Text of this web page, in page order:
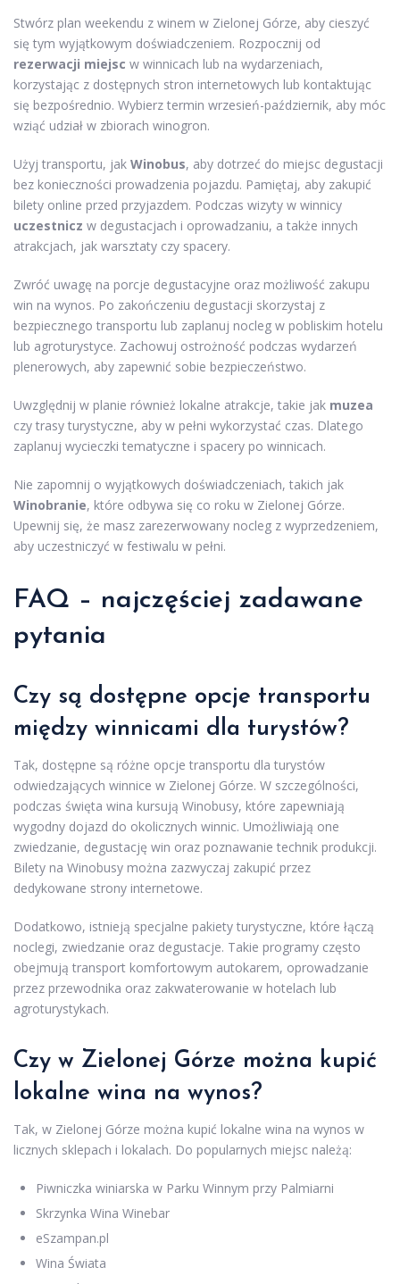
Stwórz plan weekendu z winem w Zielonej Górze, aby cieszyć
się tym wyjątkowym doświadczeniem. Rozpocznij od
rezerwacji miejsc w winnicach lub na wydarzeniach,
korzystając z dostępnych stron internetowych lub kontaktując
się bezpośrednio. Wybierz termin wrzesień-październik, aby móc
wziąć udział w zbiorach winogron.
Użyj transportu, jak Winobus, aby dotrzeć do miejsc degustacji
bez konieczności prowadzenia pojazdu. Pamiętaj, aby zakupić
bilety online przed przyjazdem. Podczas wizyty w winnicy
uczestnicz w degustacjach i oprowadzaniu, a także innych
atrakcjach, jak warsztaty czy spacery.
Zwróć uwagę na porcje degustacyjne oraz możliwość zakupu
win na wynos. Po zakończeniu degustacji skorzystaj z
bezpiecznego transportu lub zaplanuj nocleg w pobliskim hotelu
lub agroturystyce. Zachowuj ostrożność podczas wydarzeń
plenerowych, aby zapewnić sobie bezpieczeństwo.
Uwzględnij w planie również lokalne atrakcje, takie jak muzea
czy trasy turystyczne, aby w pełni wykorzystać czas. Dlatego
zaplanuj wycieczki tematyczne i spacery po winnicach.
Nie zapomnij o wyjątkowych doświadczeniach, takich jak
Winobranie, które odbywa się co roku w Zielonej Górze.
Upewnij się, że masz zarezerwowany nocleg z wyprzedzeniem,
aby uczestniczyć w festiwalu w pełni.
FAQ – najczęściej zadawane
pytania
Czy są dostępne opcje transportu
między winnicami dla turystów?
Tak, dostępne są różne opcje transportu dla turystów
odwiedzających winnice w Zielonej Górze. W szczególności,
podczas święta wina kursują Winobusy, które zapewniają
wygodny dojazd do okolicznych winnic. Umożliwiają one
zwiedzanie, degustację win oraz poznawanie technik produkcji.
Bilety na Winobusy można zazwyczaj zakupić przez
dedykowane strony internetowe.
Dodatkowo, istnieją specjalne pakiety turystyczne, które łączą
noclegi, zwiedzanie oraz degustacje. Takie programy często
obejmują transport komfortowym autokarem, oprowadzanie
przez przewodnika oraz zakwaterowanie w hotelach lub
agroturystykach.
Czy w Zielonej Górze można kupić
lokalne wina na wynos?
Tak, w Zielonej Górze można kupić lokalne wina na wynos w
licznych sklepach i lokalach. Do popularnych miejsc należą:
Piwniczka winiarska w Parku Winnym przy Palmiarni
Skrzynka Wina Winebar
eSzampan.pl
Wina Świata